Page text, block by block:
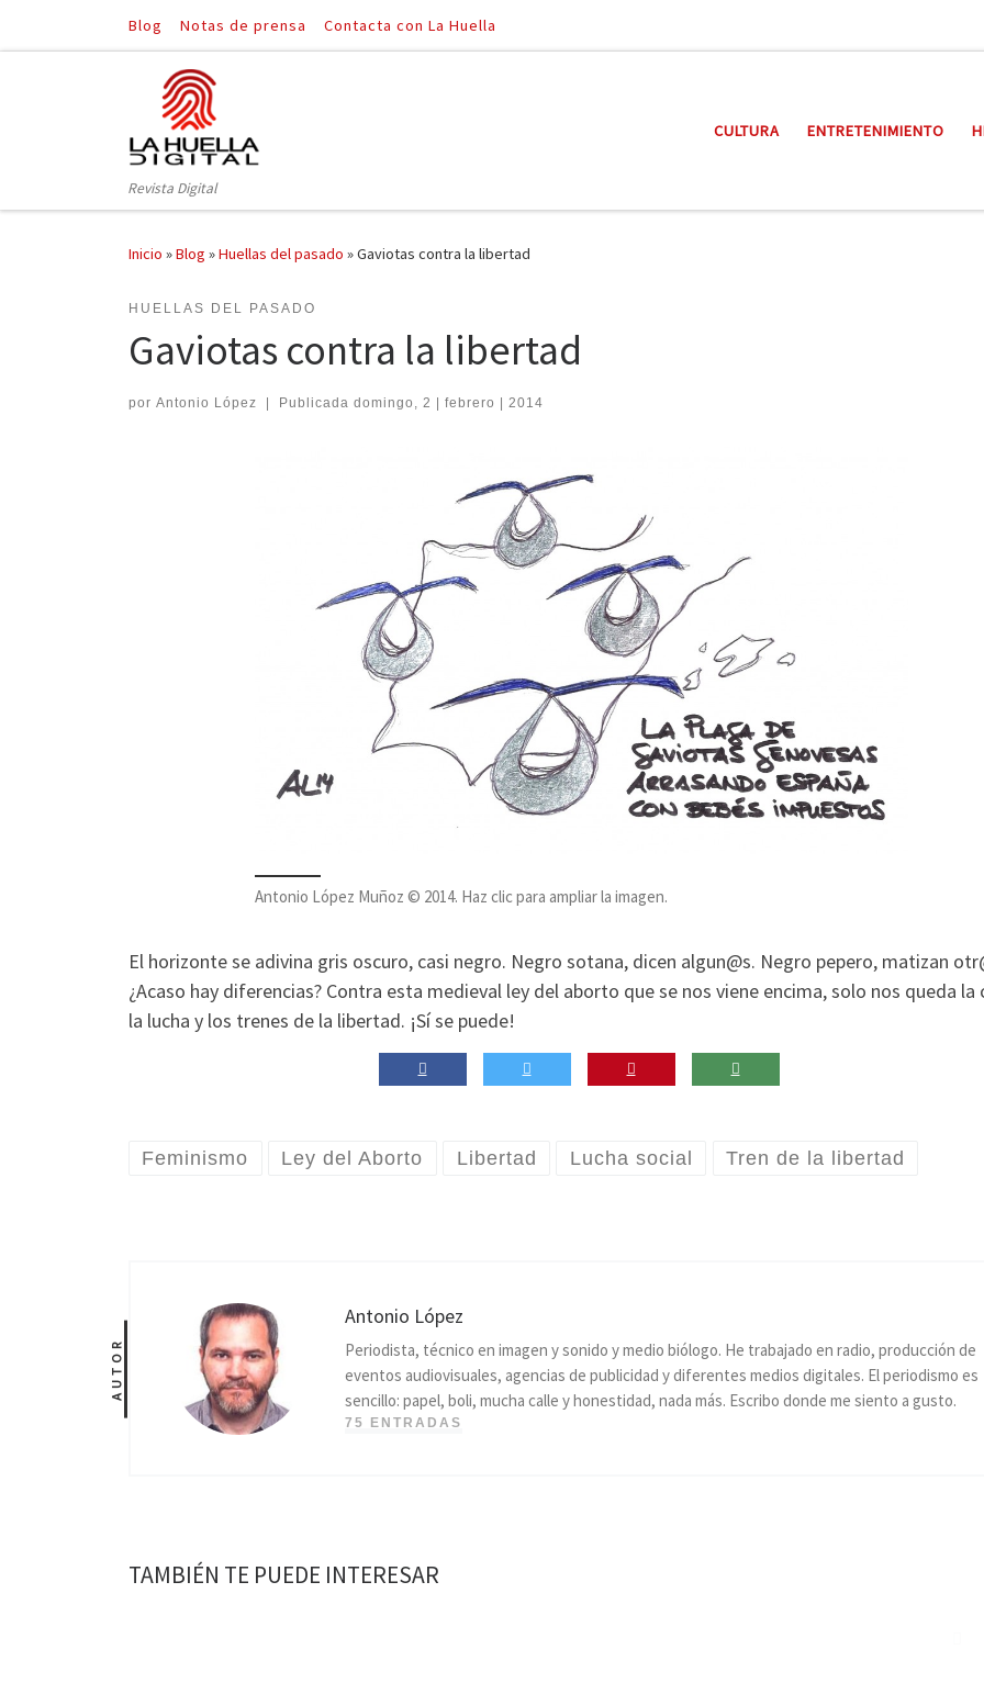
Saltar al contenido
Blog Notas de prensa Contacta con La Huella
Revista Digital
CULTURA ENTRETENIMIENTO
Inicio »Blog »Huellas del pasado »Gaviotas contra la libertad
HUELLAS DEL PASADO
Gaviotas contra la libertad
por Antonio López Publicada domingo, 2 | febrero | 2014
Antonio López Muñoz © 2014. Haz clic para ampliar la imagen.
El horizonte se adivina gris oscuro, casi negro. Negro sotana, dicen algun@s. Negro pepero, matizan
¿Acaso hay diferencias? Contra esta medieval ley del aborto que se nos viene encima, solo nos queda la
la lucha y los trenes de la libertad. ¡Sí se puede!
Feminismo Ley del Aborto Libertad Lucha social Tren de la libertad
AUTOR
Antonio López
Periodista, técnico en imagen y sonido y medio biólogo. He trabajado en radio, producción de
eventos audiovisuales, agencias de publicidad y diferentes medios digitales. El periodismo es
sencillo: papel, boli, mucha calle y honestidad, nada más. Escribo donde me siento a gusto.
75 ENTRADAS
TAMBIÉN TE PUEDE INTERESAR